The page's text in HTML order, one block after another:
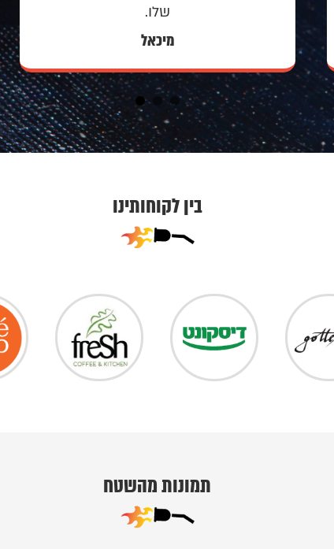
מיכל
בין לקוחותינו
תמונות מהשטח